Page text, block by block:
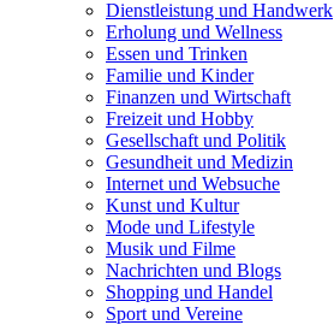
Dienstleistung und Handwerk
Erholung und Wellness
Essen und Trinken
Familie und Kinder
Finanzen und Wirtschaft
Freizeit und Hobby
Gesellschaft und Politik
Gesundheit und Medizin
Internet und Websuche
Kunst und Kultur
Mode und Lifestyle
Musik und Filme
Nachrichten und Blogs
Shopping und Handel
Sport und Vereine